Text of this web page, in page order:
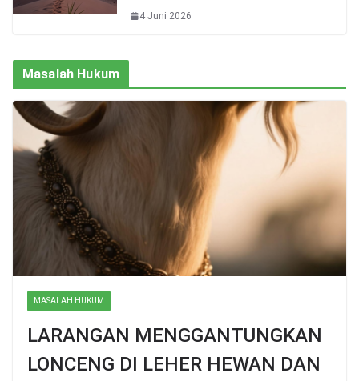
4 Juni 2026
Masalah Hukum
MASALAH HUKUM
LARANGAN MENGGANTUNGKAN
LONCENG DI LEHER HEWAN DAN